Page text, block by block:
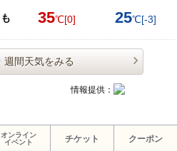
35℃[0] 25℃[-3]
週間天気をみる
情報提供：
オンライン
イベント
チケット クーポン